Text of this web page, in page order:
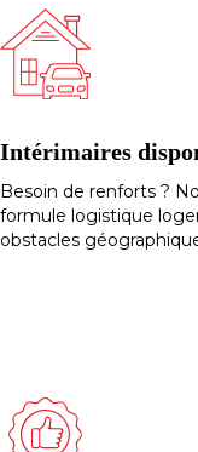
Intérimaires
Besoin de renforts ?
formule logistique
obstacles